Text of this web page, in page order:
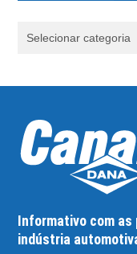
Informativo com
indústria